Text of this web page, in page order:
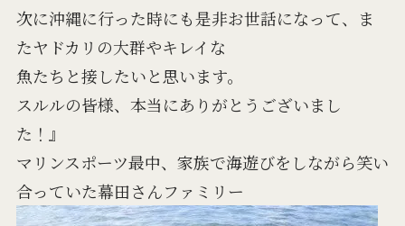
次に沖縄に行った時にも是非お世話になって、ま
たヤドカリの大群やキレイな
魚たちと接したいと思います。
スルルの皆様、本当にありがとうございまし
た！』
マリンスポーツ最中、家族で海遊びをしながら笑い
合っていた幕田さんファミリー